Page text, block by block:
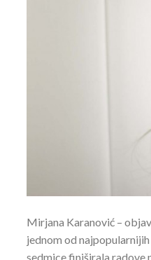
Mirjana Karanović –
jednom od
sedmice finiširala radove